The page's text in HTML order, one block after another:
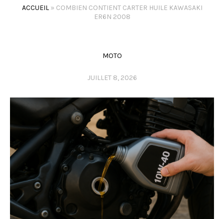
ACCUEIL» COMBIEN CONTIENT CARTER HUILE KAWASAKI
ER6N 2008
MOTO
JUILLET 8, 2026